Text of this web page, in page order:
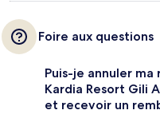
Foire aux questions
Puis-je annuler
Kardia Resort Gili
et recevoir un